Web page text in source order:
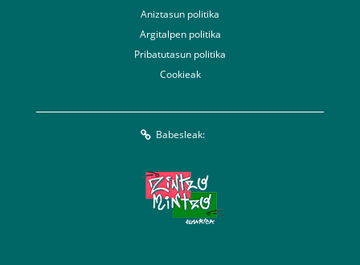
Aniztasun politika
Argitalpen politika
Pribatutasun politika
Cookieak
Babesleak: